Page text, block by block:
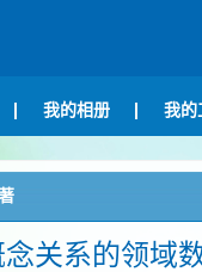
我的相册 我的
关系的领域